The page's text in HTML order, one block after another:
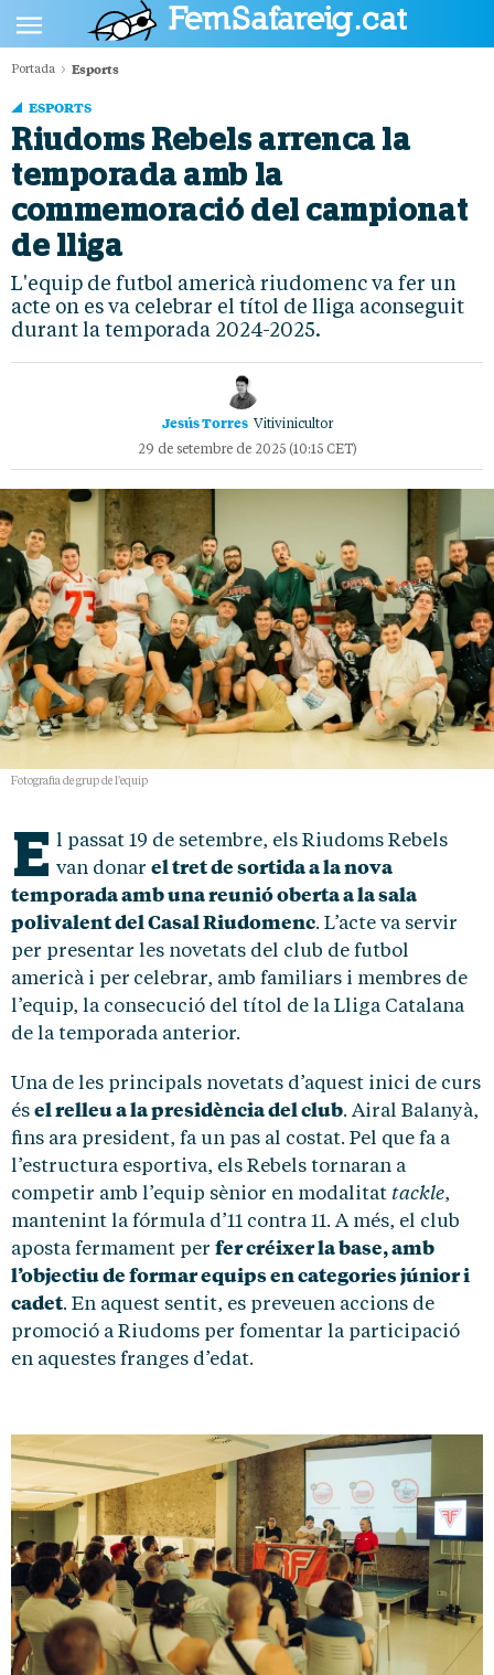
CULTURA
SOCIETAT
ESPORTS
Portada Esports
ESPORTS
Riudoms Rebels arrenca la
temporada amb la
commemoració del campionat
de lliga
L'equip de futbol americà riudomenc va fer un
acte on es va celebrar el títol de lliga aconseguit
durant la temporada 2024-2025.
Jesús Torres Vitivinicultor
29 de setembre de 2025 (10:15 CET)
Fotografia de grup de l'equip
E l passat 19 de setembre, els Riudoms Rebels
van donar el tret de sortida a la nova
temporada amb una reunió oberta a la sala
polivalent del Casal Riudomenc. L’acte va servir
per presentar les novetats del club de futbol
americà i per celebrar, amb familiars i membres de
l’equip, la consecució del títol de la Lliga Catalana
de la temporada anterior.
Una de les principals novetats d’aquest inici de curs
és el relleu a la presidència del club. Airal Balanyà,
fins ara president, fa un pas al costat. Pel que fa a
l’estructura esportiva, els Rebels tornaran a
competir amb l’equip sènior en modalitat tackle,
mantenint la fórmula d’11 contra 11. A més, el club
aposta fermament per fer créixer la base, amb
l’objectiu de formar equips en categories júnior i
cadet. En aquest sentit, es preveuen accions de
promoció a Riudoms per fomentar la participació
en aquestes franges d’edat.